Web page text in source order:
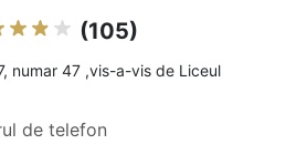
(105)
numar 47 ,vis-a-vis de Liceul
de telefon